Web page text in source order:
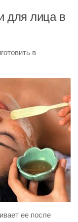
для лица в
в
ее после